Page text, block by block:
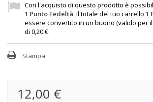
Con l'acquisto di questo prodotto è
1 Punto Fedeltà. Il totale del tuo carrello 1
essere convertito in un buono (valido per
di 0,20 €.
Stampa
12,00 €